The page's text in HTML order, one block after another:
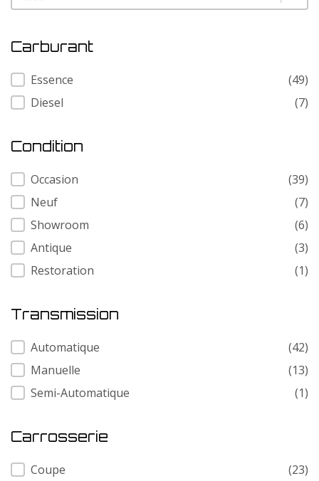
Carburant
Carburant
Essence
(49)
Diesel
(7)
Condition
Condition
Occasion
(39)
Neuf
(7)
Showroom
(6)
Antique
(3)
Restoration
(1)
Transmission
Transmission
Automatique
(42)
Manuelle
(13)
Semi-Automatique
(1)
Carrosserie
Carrosserie
Coupe
(23)